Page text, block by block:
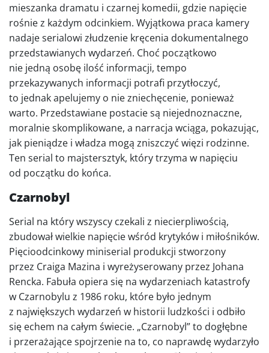
mieszanka dramatu i czarnej komedii, gdzie napięcie
rośnie z każdym odcinkiem. Wyjątkowa praca kamery
nadaje serialowi złudzenie kręcenia dokumentalnego
przedstawianych wydarzeń. Choć początkowo
nie jedną osobę ilość informacji, tempo
przekazywanych informacji potrafi przytłoczyć,
to jednak apelujemy o nie zniechęcenie, ponieważ
warto. Przedstawiane postacie są niejednoznaczne,
moralnie skomplikowane, a narracja wciąga, pokazując,
jak pieniądze i władza mogą zniszczyć więzi rodzinne.
Ten serial to majstersztyk, który trzyma w napięciu
od początku do końca.
Czarnobyl
Serial na który wszyscy czekali z niecierpliwością,
zbudował wielkie napięcie wśród krytyków i miłośników.
Pięcioodcinkowy miniserial produkcji stworzony
przez Craiga Mazina i wyreżyserowany przez Johana
Rencka. Fabuła opiera się na wydarzeniach katastrofy
w Czarnobylu z 1986 roku, które było jednym
z największych wydarzeń w historii ludzkości i odbiło
się echem na całym świecie. „Czarnobyl” to dogłębne
i przerażające spojrzenie na to, co naprawdę wydarzyło